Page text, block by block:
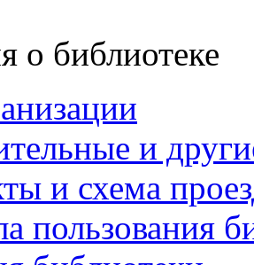
о библиотеке
и
и схема
пользования